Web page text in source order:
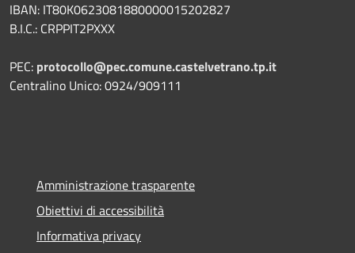
IBAN: IT80K0623081880000015202827
B.I.C.: CRPPIT2PXXX
PEC: protocollo@pec.comune.castelvetrano.tp.it
Centralino Unico: 0924/909111
Amministrazione trasparente
Obiettivi di accessibilità
Informativa privacy